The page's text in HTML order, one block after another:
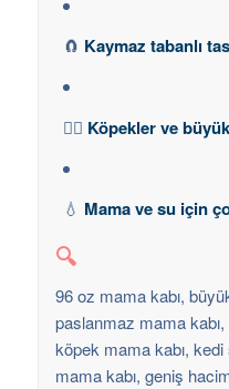
🧲 Kaymaz tabanlı
🐕‍🦺 Köpekler ve
💧 Mama ve su için
🔍
96 oz mama kabı,
paslanmaz mama
köpek mama kabı,
mama kabı, geniş